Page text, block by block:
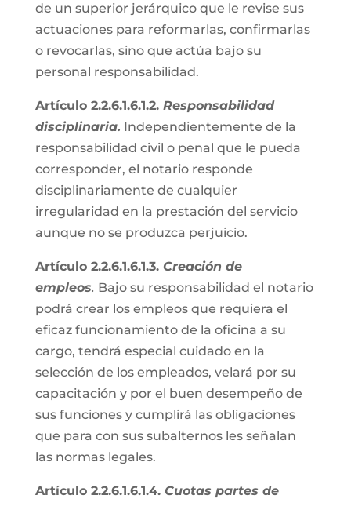
de un superior jerárquico que le revise sus
actuaciones para reformarlas, confirmarlas
o revocarlas, sino que actúa bajo su
personal responsabilidad.
Artículo 2.2.6.1.6.1.2.Responsabilidad
disciplinaria. Independientemente de la
responsabilidad civil o penal que le pueda
corresponder, el notario responde
disciplinariamente de cualquier
irregularidad en la prestación del servicio
aunque no se produzca perjuicio.
Artículo 2.2.6.1.6.1.3. Creación de
empleos. Bajo su responsabilidad el notario
podrá crear los empleos que requiera el
eficaz funcionamiento de la oficina a su
cargo, tendrá especial cuidado en la
selección de los empleados, velará por su
capacitación y por el buen desempeño de
sus funciones y cumplirá las obligaciones
que para con sus subalternos les señalan
las normas legales.
Artículo 2.2.6.1.6.1.4. Cuotas partes de